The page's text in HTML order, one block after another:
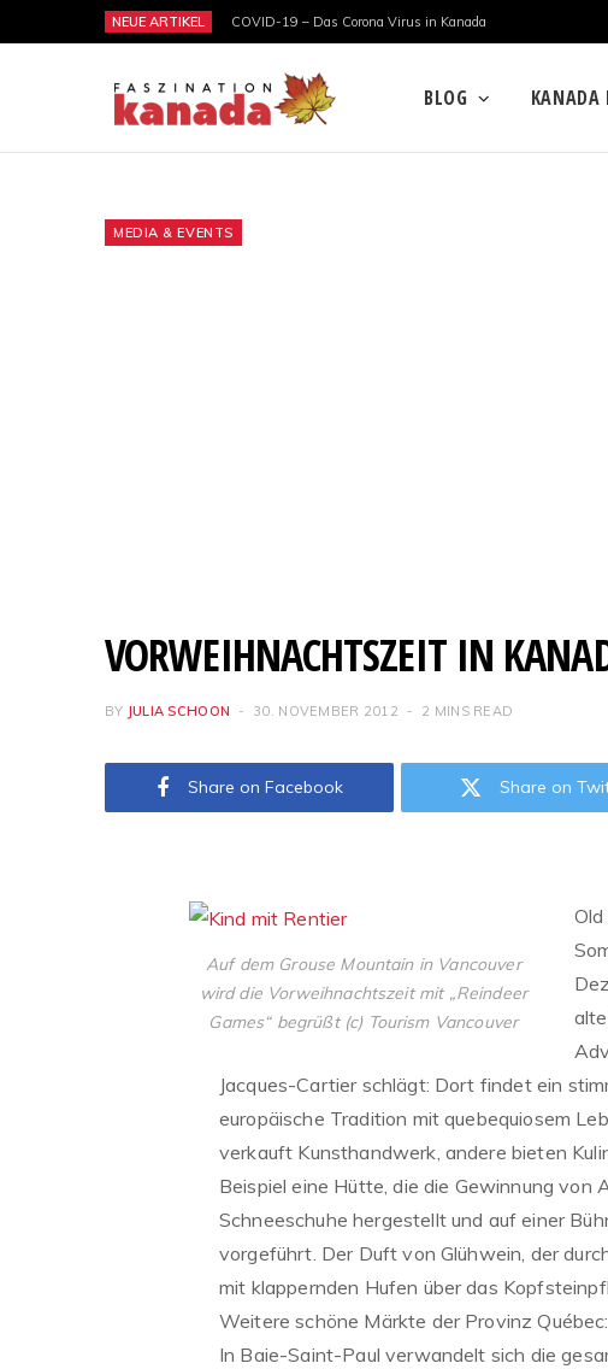
NEUE ARTIKEL COVID-19 – Das Corona Virus in Kanada
BLOG KANADA
MEDIA & EVENTS
VORWEIHNACHTSZEIT IN
BY JULIA SCHOON 30. NOVEMBER 2012 2 MINS READ
Share on Facebook Share on
Auf dem Grouse Mountain in Vancouver
wird die Vorweihnachtszeit mit „Reindeer
Games“ begrüßt (c) Tourism Vancouver
Jacques-Cartier schlägt: Dort findet ein
europäische Tradition mit quebequiosem
verkauft Kunsthandwerk, andere bieten
Beispiel eine Hütte, die die Gewinnung von
Schneeschuhe hergestellt und auf einer
vorgeführt. Der Duft von Glühwein, der
mit klappernden Hufen über das
Weitere schöne Märkte der Provinz Québec:
In Baie-Saint-Paul verwandelt sich die